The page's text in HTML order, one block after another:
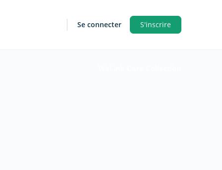
Se connecter S'inscrire